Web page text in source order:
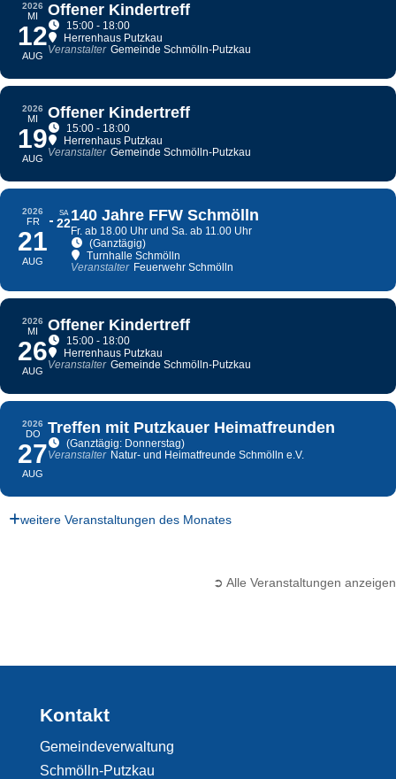
2026
MI
12
AUG
Offener Kindertreff
15:00 - 18:00
Herrenhaus Putzkau
Veranstalter Gemeinde Schmölln-Putzkau
2026
MI
19
AUG
Offener Kindertreff
15:00 - 18:00
Herrenhaus Putzkau
Veranstalter Gemeinde Schmölln-Putzkau
2026
FR
21
AUG
SA
22140 Jahre FFW Schmölln
Fr. ab 18.00 Uhr und Sa. ab 11.00 Uhr
(Ganztägig)
Turnhalle Schmölln
Veranstalter Feuerwehr Schmölln
2026
MI
26
AUG
Offener Kindertreff
15:00 - 18:00
Herrenhaus Putzkau
Veranstalter Gemeinde Schmölln-Putzkau
2026
DO
27
AUG
Treffen mit Putzkauer Heimatfreunden
(Ganztägig: Donnerstag)
Veranstalter Natur- und Heimatfreunde Schmölln e.V.
weitere Veranstaltungen des Monates
➲ Alle Veranstaltungen anzeigen
Kontakt
Gemeindeverwaltung
Schmölln-Putzkau